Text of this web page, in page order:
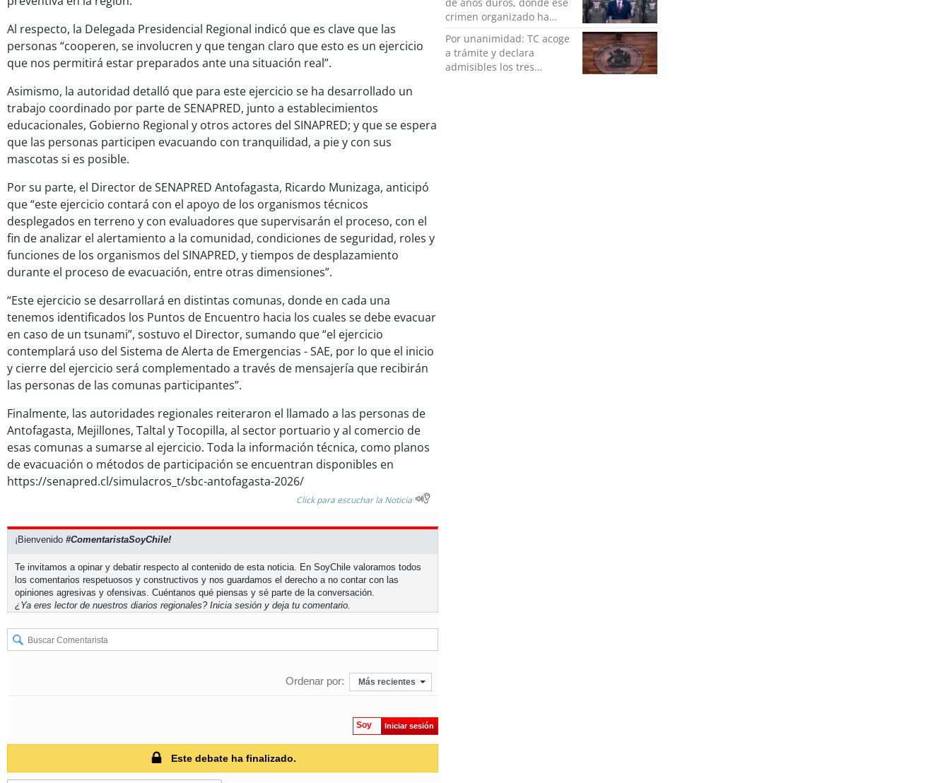
Al respecto, la Delegada Presidencial Regional indicó que es clave que las
personas “cooperen, se involucren y que tengan claro que esto es un ejercicio
que nos permitirá estar preparados ante una situación real”.
Asimismo, la autoridad detalló que para este ejercicio se ha desarrollado un
trabajo coordinado por parte de SENAPRED, junto a establecimientos
educacionales, Gobierno Regional y otros actores del SINAPRED; y que se espera
que las personas participen evacuando con tranquilidad, a pie y con sus
mascotas si es posible.
Por su parte, el Director de SENAPRED Antofagasta, Ricardo Munizaga, anticipó
que “este ejercicio contará con el apoyo de los organismos técnicos
desplegados en terreno y con evaluadores que supervisarán el proceso, con el
fin de analizar el alertamiento a la comunidad, condiciones de seguridad, roles y
funciones de los organismos del SINAPRED, y tiempos de desplazamiento
durante el proceso de evacuación, entre otras dimensiones”.
“Este ejercicio se desarrollará en distintas comunas, donde en cada una
tenemos identificados los Puntos de Encuentro hacia los cuales se debe evacuar
en caso de un tsunami”, sostuvo el Director, sumando que “el ejercicio
contemplará uso del Sistema de Alerta de Emergencias - SAE, por lo que el inicio
y cierre del ejercicio será complementado a través de mensajería que recibirán
las personas de las comunas participantes”.
Finalmente, las autoridades regionales reiteraron el llamado a las personas de
Antofagasta, Mejillones, Taltal y Tocopilla, al sector portuario y al comercio de
esas comunas a sumarse al ejercicio. Toda la información técnica, como planos
de evacuación o métodos de participación se encuentran disponibles en
https://senapred.cl/simulacros_t/sbc-antofagasta-2026/
Click para escuchar la Noticia
¡Bienvenido #ComentaristaSoyChile!
Te invitamos a opinar y debatir respecto al contenido de esta noticia. En SoyChile valoramos todos
los comentarios respetuosos y constructivos y nos guardamos el derecho a no contar con las
opiniones agresivas y ofensivas. Cuéntanos qué piensas y sé parte de la conversación.
¿Ya eres lector de nuestros diarios regionales? Inicia sesión y deja tu comentario.
Ordenar por: Más recientes
Soy Iniciar sesión
Este debate ha finalizado.
crimen organizado ha
ocupado un lugar que no
le corresponde”
Por unanimidad: TC acoge
a trámite y declara
admisibles los tres